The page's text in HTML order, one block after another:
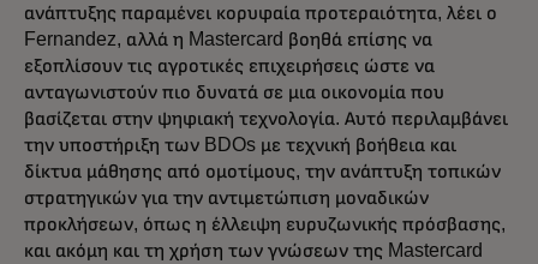
ανάπτυξης παραμένει κορυφαία προτεραιότητα, λέει ο
Fernandez, αλλά η Mastercard βοηθά επίσης να
εξοπλίσουν τις αγροτικές επιχειρήσεις ώστε να
ανταγωνιστούν πιο δυνατά σε μια οικονομία που
βασίζεται στην ψηφιακή τεχνολογία. Αυτό περιλαμβάνει
την υποστήριξη των BDOs με τεχνική βοήθεια και
δίκτυα μάθησης από ομοτίμους, την ανάπτυξη τοπικών
στρατηγικών για την αντιμετώπιση μοναδικών
προκλήσεων, όπως η έλλειψη ευρυζωνικής πρόσβασης,
και ακόμη και τη χρήση των γνώσεων της Mastercard